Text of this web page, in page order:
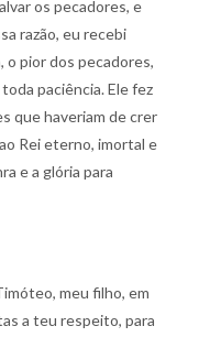
os pecadores, e
razão, eu recebi
o pior dos pecadores,
paciência. Ele fez
que haveriam de crer
Rei eterno, imortal e
e a glória para
meu filho, em
a teu respeito, para